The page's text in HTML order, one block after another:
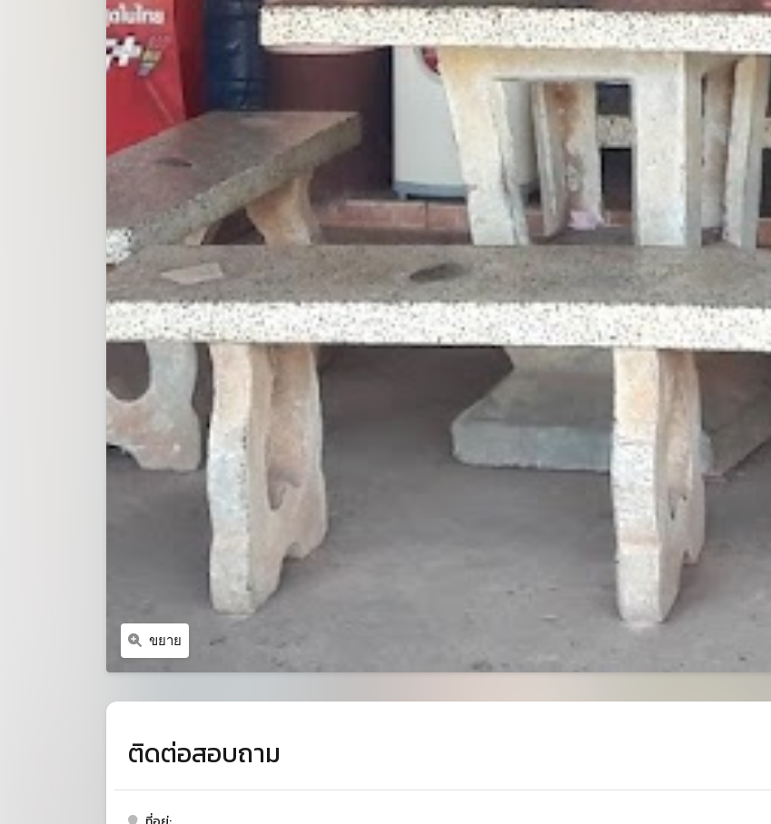
ขยาย
ติดต่อสอบถาม